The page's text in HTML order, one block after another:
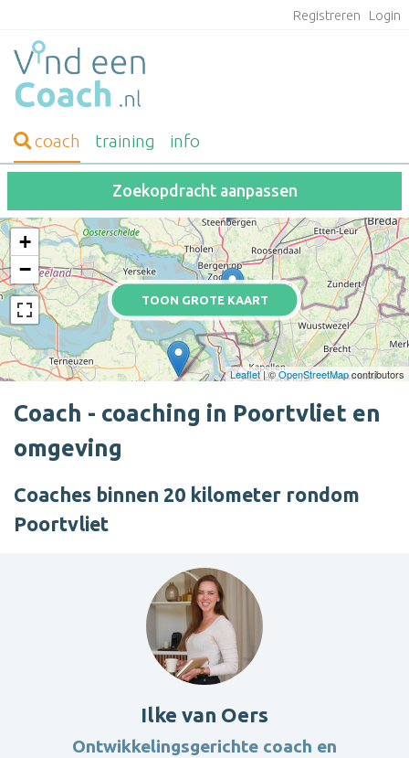
Registreren Login
coach training info
Zoekopdracht aanpassen
TOON GROTE KAART
+
−
Leaflet| ©OpenStreetMapcontributors
Coach - coaching in Poortvliet en
omgeving
Coaches binnen 20 kilometer rondom
Poortvliet
Ilke van Oers
Ontwikkelingsgerichte coach en